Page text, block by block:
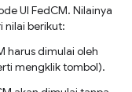
UI FedCM. Nilainya
nilai berikut:
harus dimulai oleh
mengklik tombol).